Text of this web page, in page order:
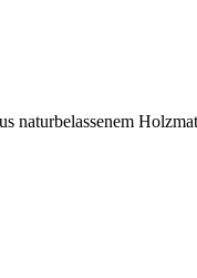
naturbelassenem